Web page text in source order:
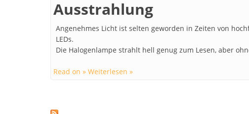
Ausstrahlung
Angenehmes Licht ist selten geworden in Zeiten von
LEDs.
Die Halogenlampe strahlt hell genug zum Lesen, aber
Read on » Weiterlesen »